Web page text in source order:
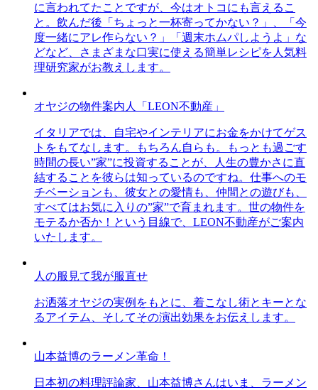
に言われてたことですが、今はオトコにも言えるこ
と。飲んだ後「ちょっと一杯寄ってかない？」、「今
度一緒にアレ作らない？」「週末ホムパしようよ」な
どなど、さまざまな口実に使える簡単レシピを人気料
理研究家がお教えします。
オヤジの物件案内人「LEON不動産」
イタリアでは、自宅やインテリアにお金をかけてゲス
トをもてなします。もちろん自らも。もっとも過ごす
時間の長い”家”に投資することが、人生の豊かさに直
結することを彼らは知っているのですね。仕事へのモ
チベーションも、彼女との愛情も、仲間との遊びも、
すべてはお気に入りの”家”で育まれます。世の物件を
モテるか否か！という目線で、LEON不動産がご案内
いたします。
人の服見て我が服直せ
お洒落オヤジの実例をもとに、着こなし術とキーとな
るアイテム、そしてその演出効果をお伝えします。
山本益博のラーメン革命！
日本初の料理評論家、山本益博さんはいま、ラーメン